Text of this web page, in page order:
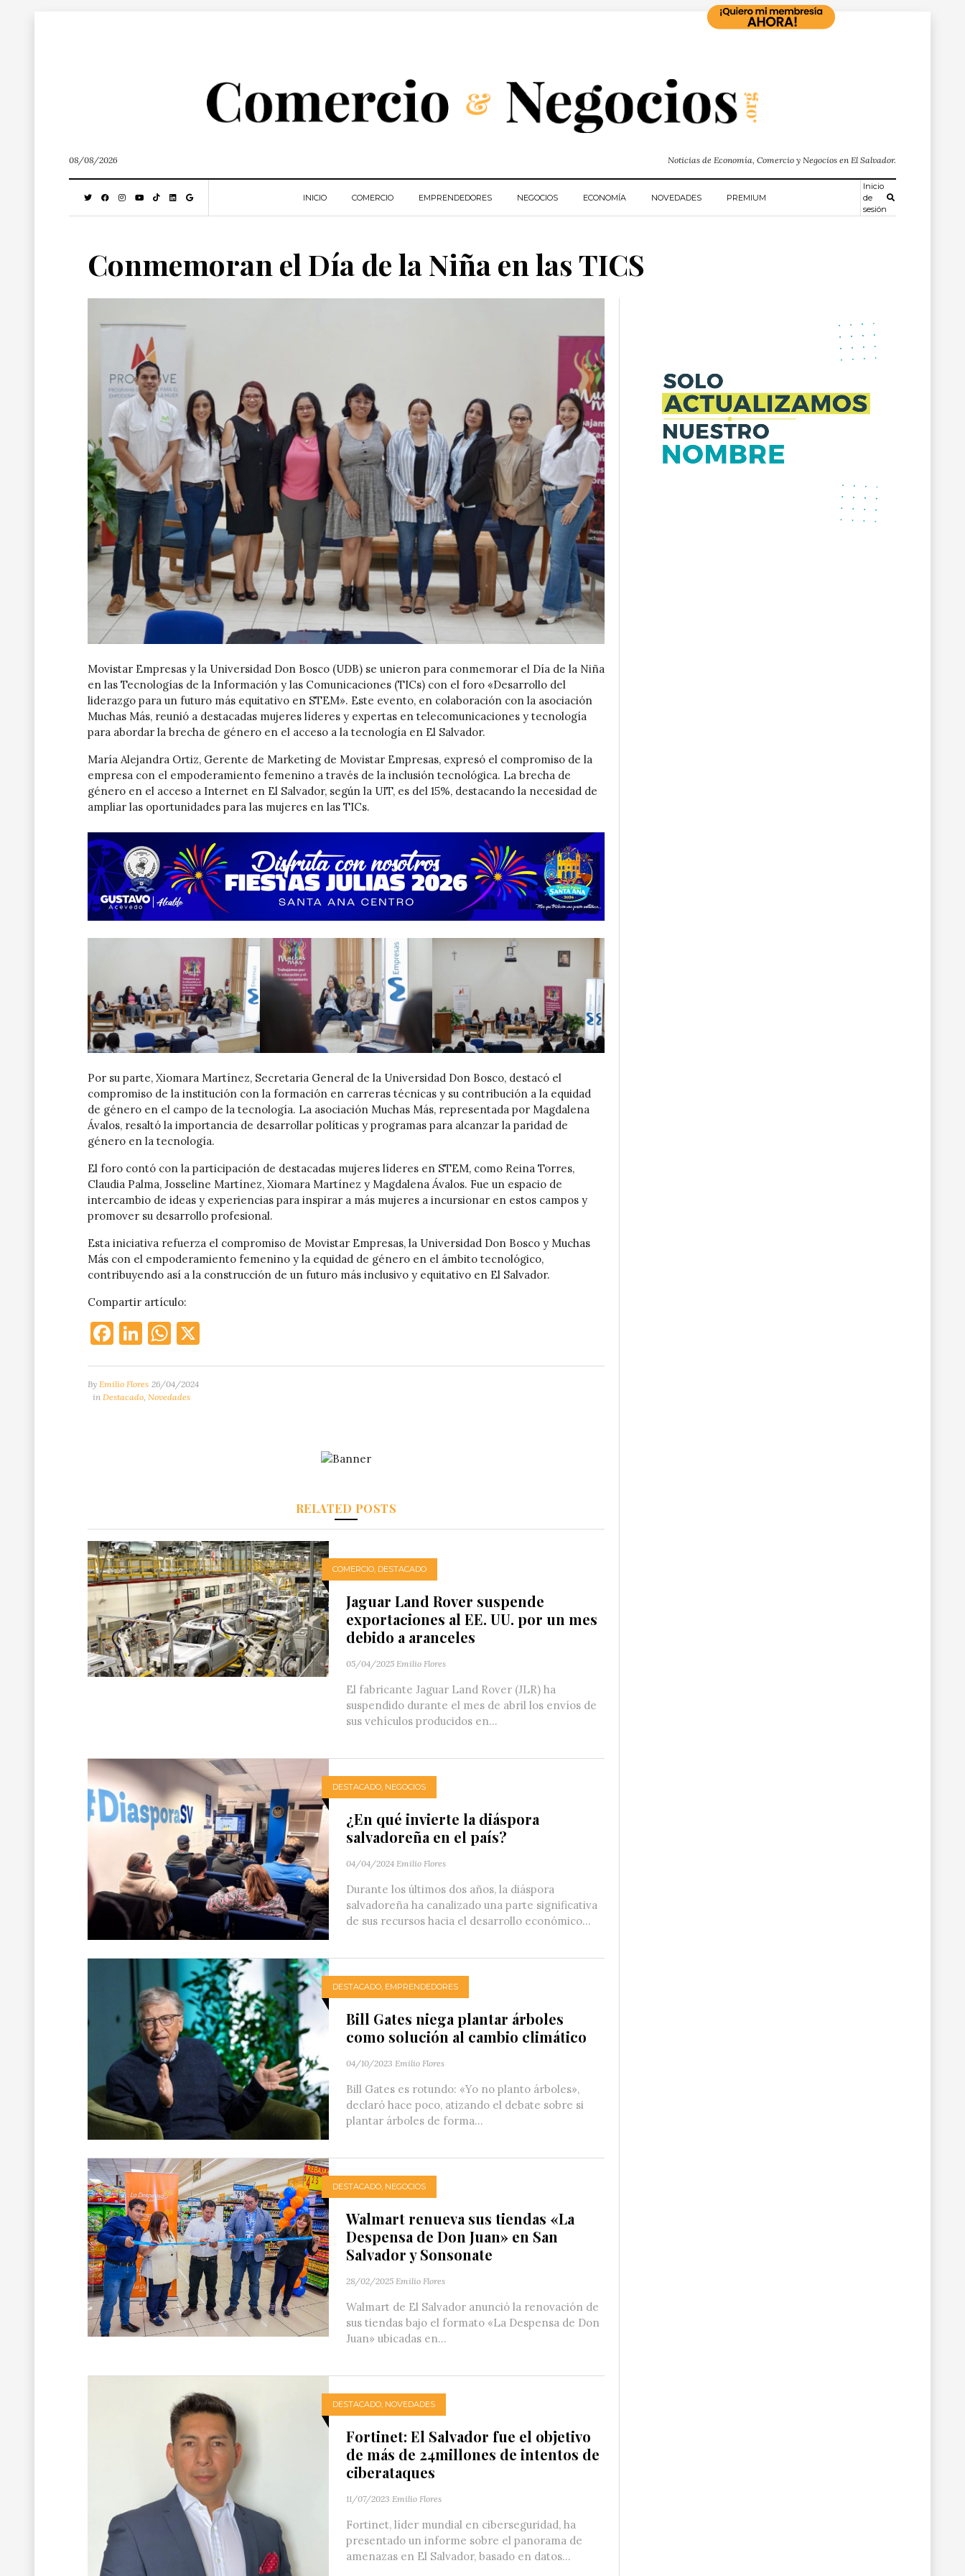
08/08/2026 Noticias de Economía, Comercio y Negocios en El Salvador.
INICIO COMERCIO EMPRENDEDORES NEGOCIOS ECONOMÍA NOVEDADES PREMIUM
Inicio
de
sesión
Conmemoran el Día de la Niña en las TICS
Movistar Empresas y la Universidad Don Bosco (UDB) se unieron para conmemorar el Día de la Niña
en las Tecnologías de la Información y las Comunicaciones (TICs) con el foro «Desarrollo del
liderazgo para un futuro más equitativo en STEM». Este evento, en colaboración con la asociación
Muchas Más, reunió a destacadas mujeres líderes y expertas en telecomunicaciones y tecnología
para abordar la brecha de género en el acceso a la tecnología en El Salvador.
María Alejandra Ortiz, Gerente de Marketing de Movistar Empresas, expresó el compromiso de la
empresa con el empoderamiento femenino a través de la inclusión tecnológica. La brecha de
género en el acceso a Internet en El Salvador, según la UIT, es del 15%, destacando la necesidad de
ampliar las oportunidades para las mujeres en las TICs.
Por su parte, Xiomara Martínez, Secretaria General de la Universidad Don Bosco, destacó el
compromiso de la institución con la formación en carreras técnicas y su contribución a la equidad
de género en el campo de la tecnología. La asociación Muchas Más, representada por Magdalena
Ávalos, resaltó la importancia de desarrollar políticas y programas para alcanzar la paridad de
género en la tecnología.
El foro contó con la participación de destacadas mujeres líderes en STEM, como Reina Torres,
Claudia Palma, Josseline Martínez, Xiomara Martínez y Magdalena Ávalos. Fue un espacio de
intercambio de ideas y experiencias para inspirar a más mujeres a incursionar en estos campos y
promover su desarrollo profesional.
Esta iniciativa refuerza el compromiso de Movistar Empresas, la Universidad Don Bosco y Muchas
Más con el empoderamiento femenino y la equidad de género en el ámbito tecnológico,
contribuyendo así a la construcción de un futuro más inclusivo y equitativo en El Salvador.
Compartir artículo:
Facebook
LinkedIn
WhatsApp
By Emilio Flores 26/04/2024
in Destacado, Novedades
RELATED POSTS
COMERCIO, DESTACADO
Jaguar Land Rover suspende
exportaciones al EE. UU. por un mes
debido a aranceles
05/04/2025 Emilio Flores
El fabricante Jaguar Land Rover (JLR) ha
suspendido durante el mes de abril los envíos de
sus vehículos producidos en...
DESTACADO, NEGOCIOS
¿En qué invierte la diáspora
salvadoreña en el país?
04/04/2024 Emilio Flores
Durante los últimos dos años, la diáspora
salvadoreña ha canalizado una parte significativa
de sus recursos hacia el desarrollo económico...
DESTACADO, EMPRENDEDORES
Bill Gates niega plantar árboles
como solución al cambio climático
04/10/2023 Emilio Flores
Bill Gates es rotundo: «Yo no planto árboles»,
declaró hace poco, atizando el debate sobre si
plantar árboles de forma...
DESTACADO, NEGOCIOS
Walmart renueva sus tiendas «La
Despensa de Don Juan» en San
Salvador y Sonsonate
28/02/2025 Emilio Flores
Walmart de El Salvador anunció la renovación de
sus tiendas bajo el formato «La Despensa de Don
Juan» ubicadas en...
DESTACADO, NOVEDADES
Fortinet: El Salvador fue el objetivo
de más de 24millones de intentos de
ciberataques
11/07/2023 Emilio Flores
Fortinet, líder mundial en ciberseguridad, ha
presentado un informe sobre el panorama de
amenazas en El Salvador, basado en datos...